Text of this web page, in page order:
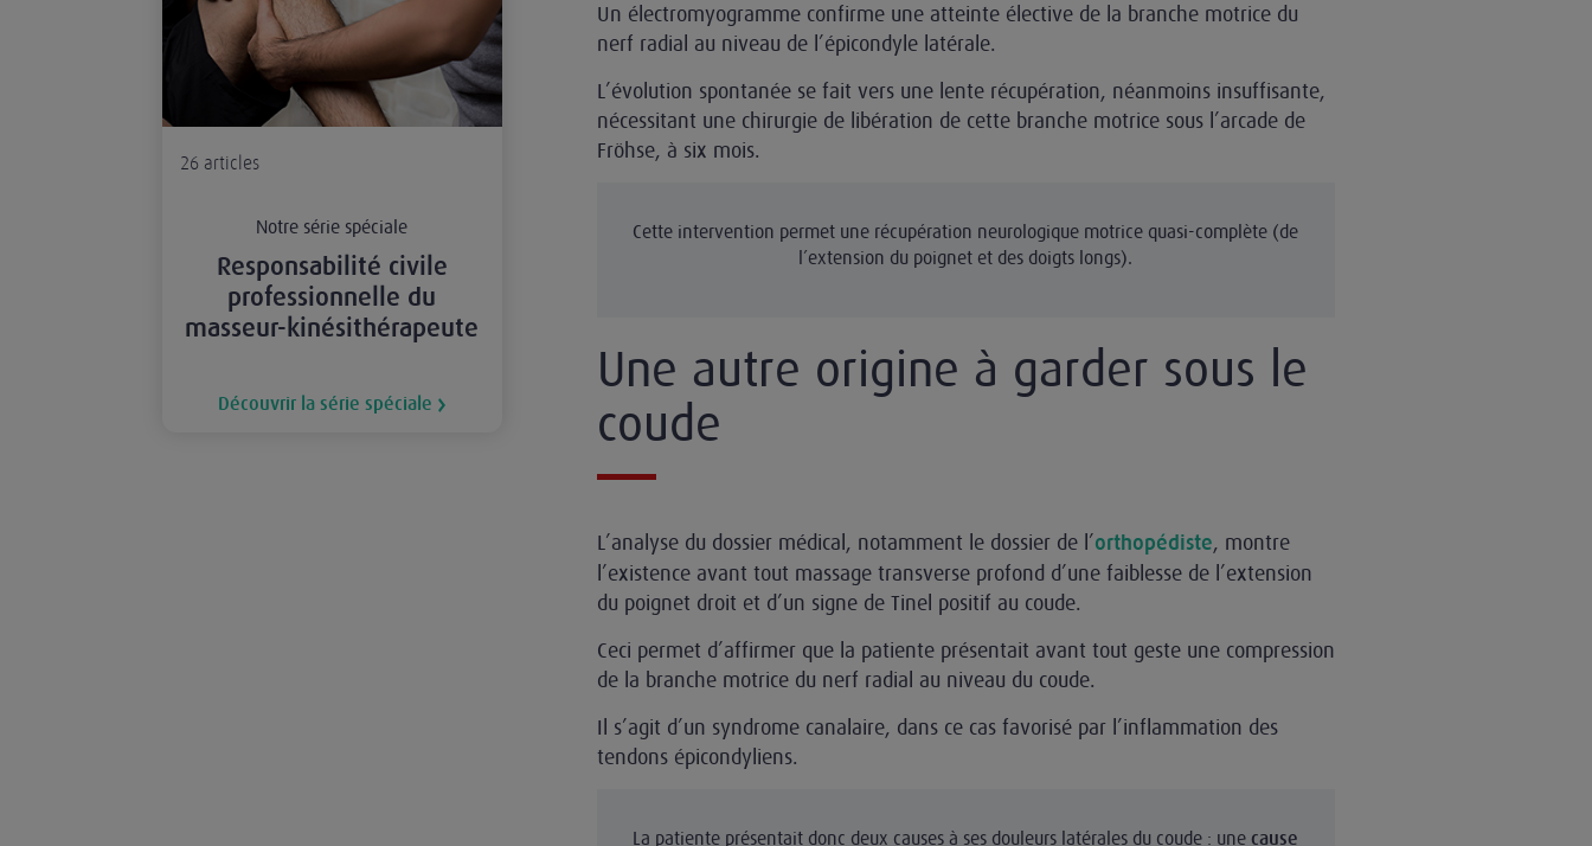
26 articles
Notre série spéciale
Responsabilité civile
professionnelle du
masseur-kinésithérapeute
Découvrir la série spéciale
Un électromyogramme confirme une atteinte élective de la branche motrice du
nerf radial au niveau de l’épicondyle latérale.
L’évolution spontanée se fait vers une lente récupération, néanmoins insuffisante,
nécessitant une chirurgie de libération de cette branche motrice sous l’arcade de
Fröhse, à six mois.
Cette intervention permet une récupération neurologique motrice quasi-complète (de
l’extension du poignet et des doigts longs).
Une autre origine à garder sous le
coude
L’analyse du dossier médical, notamment le dossier de l’orthopédiste, montre
l’existence avant tout massage transverse profond d’une faiblesse de l’extension
du poignet droit et d’un signe de Tinel positif au coude.
Ceci permet d’affirmer que la patiente présentait avant tout geste une compression
de la branche motrice du nerf radial au niveau du coude.
Il s’agit d’un syndrome canalaire, dans ce cas favorisé par l’inflammation des
tendons épicondyliens.
La patiente présentait donc deux causes à ses douleurs latérales du coude : unecause